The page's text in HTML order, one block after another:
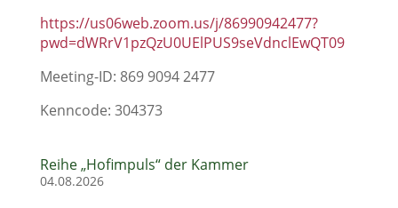
https://us06web.zoom.us/j/86990942477?
pwd=dWRrV1pzQzU0UElPUS9seVdnclEwQT09
Meeting-ID: 869 9094 2477
Kenncode: 304373
Reihe „Hofimpuls“ der Kammer
04.08.2026